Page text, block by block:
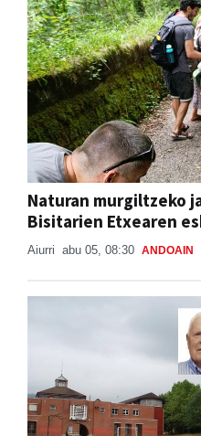
Naturan murgiltzeko
Bisitarien Etxearen
Aiurri abu 05, 08:30 ANDOAIN